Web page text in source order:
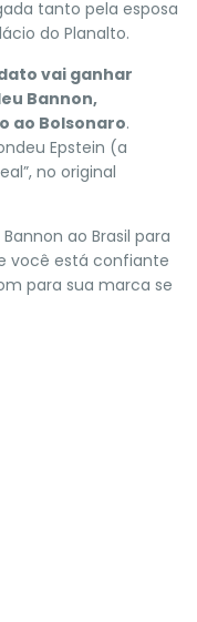
tanto pela esposa
do Planalto.
vai ganhar
Bannon,
ao Bolsonaro.
Epstein (a
no original
ao Brasil para
você está confiante
para sua marca se